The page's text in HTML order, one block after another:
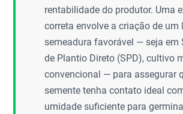
rentabilidade do produtor. Uma
correta envolve a criação de um
semeadura favorável — seja em
de Plantio Direto (SPD), cultivo
convencional — para assegurar
semente tenha contato ideal
umidade suficiente para